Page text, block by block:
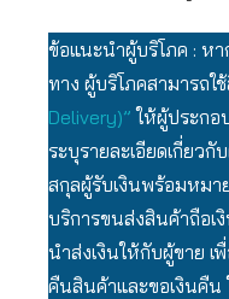
ข้อแนะนำผู้บริโภค : หา
ทาง ผู้บริโภคสามารถใ
Delivery)”ให้ผู้ประกอ
ระบุรายละเอียดเกี่ยว
สกุลผู้รับเงินพร้อมหมา
บริการขนส่งสินค้าถือเ
นำส่งเงินให้กับผู้ขาย เ
คืนสินค้าและขอเงินคืน